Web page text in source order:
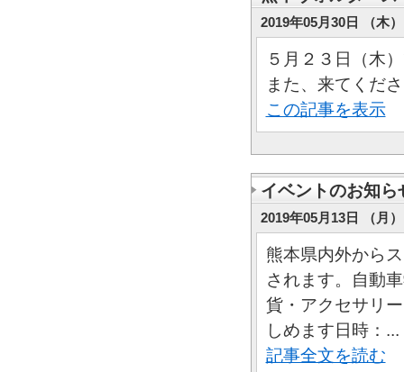
2019年05月30日 （木
５月２３日（木
また、来てくだ
この記事を表示
イベントのお知ら
2019年05月13日 （月
熊本県内外から
されます。自動
貨・アクセサリ
しめます日時：...
記事全文を読む